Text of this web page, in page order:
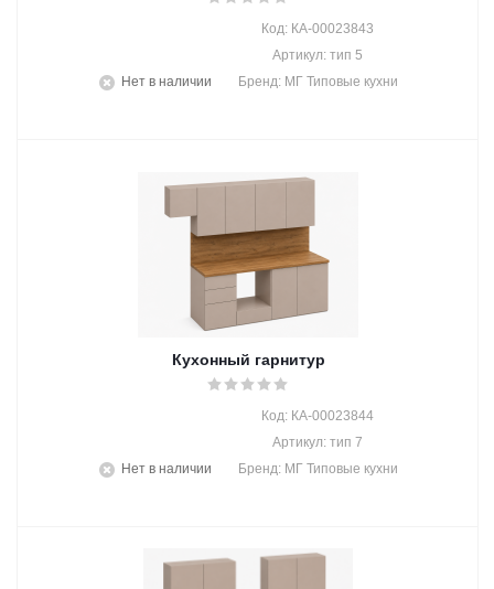
Нет в наличии
Код: КА-00023843
Артикул: тип 5
Бренд: МГ Типовые кухни
Кухонный гарнитур
Нет в наличии
Код: КА-00023844
Артикул: тип 7
Бренд: МГ Типовые кухни